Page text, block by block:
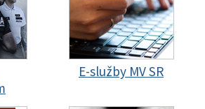
E-služby MV SR